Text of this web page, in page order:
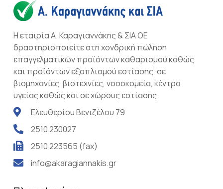
Η εταιρία Α. Καραγιαννάκης & ΣΙΑ ΟΕ
δραστηριοποιείτε στη χονδρική πώληση
επαγγελματικών προϊόντων καθαρισμού καθώς
και προϊόντων εξοπλισμού εστίασης, σε
βιομηχανίες, βιοτεχνίες, νοσοκομεία, κέντρα
υγείας καθώς και σε χώρους εστίασης.
Ελευθερίου Βενιζέλου 79
2510 230027
2510 223565 (fax)
info@akaragiannakis.gr